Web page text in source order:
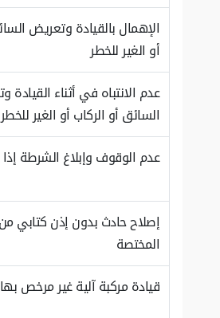
الإهمال بالقيادة وتعريض
أو الغير للخطر
عدم الانتباه في أثناء القيادة
السائق أو الركاب أو الغير
عدم الوقوف وإبلاغ الشرطة
إصلاح حادث بدون إذن كتابي
المختصة
قيادة مركبة آلية غير مرخص بها